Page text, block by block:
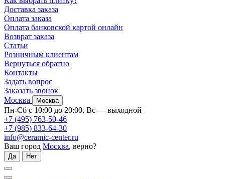
Доставка заказа
Оплата заказа
Оплата банковской картой онлайн
Возврат заказа
Статьи
Розничным клиентам
Вернуться обратно
Контакты
Задать вопрос
Заказать звонок
Москва
Москва
Пн-Сб с 10:00 до 20:00, Вс — выходной
+7 (495) 763-50-46
+7 (985) 833-64-30
info@ceramic-center.ru
Ваш город Москва, верно?
Да Нет